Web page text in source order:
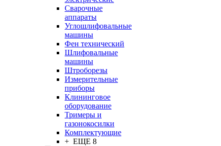
Сварочные
аппараты
Углошлифовальные
машины
Фен технический
Шлифовальные
машины
Штроборезы
Измерительные
приборы
Клининговое
оборудование
Тримеры и
газонокосилки
Комплектующие
+ ЕЩЕ 8